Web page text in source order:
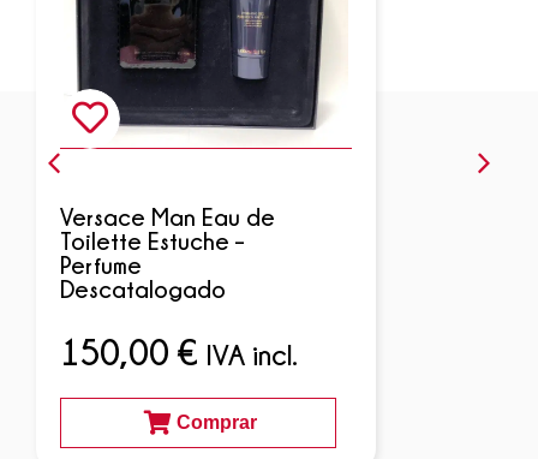
Versace Man Eau de
Toilette Estuche –
Perfume
Descatalogado
150,00€ IVA incl.
Comprar